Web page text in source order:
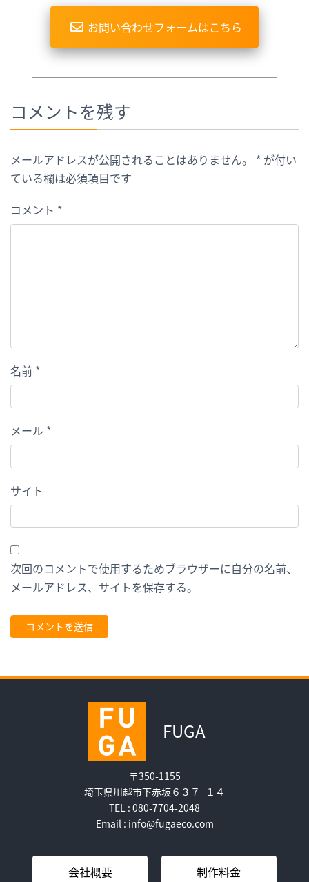
お問い合わせフォームはこちら
コメントを残す
メールアドレスが公開されることはありません。 * が付い
ている欄は必須項目です
コメント *
名前 *
メール *
サイト
次回のコメントで使用するためブラウザーに自分の名前、
メールアドレス、サイトを保存する。
FUGA
〒350-1155
埼玉県川越市下赤坂６３７−１４
TEL : 080-7704-2048
Email : info@fugaeco.com
会社概要 制作料金